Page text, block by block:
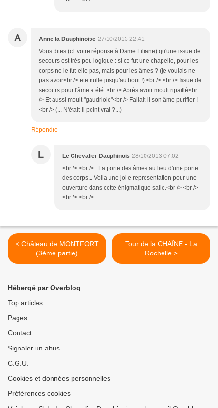
A Anne la Dauphinoise 27/10/2013 22:41
Vous dites (cf. votre réponse à Dame Liliane) qu'une issue de
secours est très peu logique : si ce fut une chapelle, pour les
corps ne le fut-elle pas, mais pour les âmes ? (je voulais ne
pas avoir<br /> été nulle jusqu'au bout !):<br /> <br /> Issue de
secours pour l'âme a été :<br /> Après avoir moult ripaillé<br
/> Et aussi moult "gaudriolé"<br /> Fallait-il son âme purifier !
<br /> (... N'était-il point vrai ?...)
Répondre
L Le Chevalier Dauphinois 28/10/2013 07:02
<br /> <br /> La porte des âmes au lieu d'une porte
des corps... Voila une jolie représentation pour une
ouverture dans cette énigmatique salle.<br /> <br />
<br /> <br />
< Château de MONTFORT
(3ème partie)
Tour de la CHAÎNE - La
Rochelle >
Hébergé par Overblog
Top articles
Pages
Contact
Signaler un abus
C.G.U.
Cookies et données personnelles
Préférences cookies